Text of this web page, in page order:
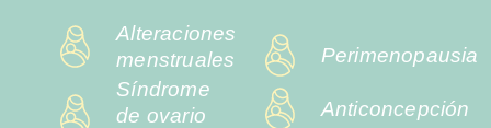
Alteraciones
menstruales
Síndrome
de ovario
Perimenopausia
Anticoncepción